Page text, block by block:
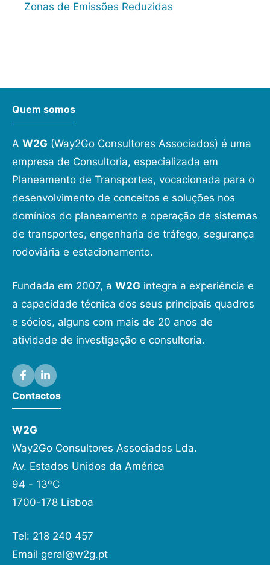
Zonas de Emissões Reduzidas
Quem somos
A W2G (Way2Go Consultores Associados) é uma
empresa de Consultoria, especializada em
Planeamento de Transportes, vocacionada para o
desenvolvimento de conceitos e soluções nos
domínios do planeamento e operação de sistemas
de transportes, engenharia de tráfego, segurança
rodoviária e estacionamento.
Fundada em 2007, a W2G integra a experiência e
a capacidade técnica dos seus principais quadros
e sócios, alguns com mais de 20 anos de
atividade de investigação e consultoria.
Contactos
W2G
Way2Go Consultores Associados Lda.
Av. Estados Unidos da América
94 - 13ºC
1700-178 Lisboa
Tel: 218 240 457
Email geral@w2g.pt